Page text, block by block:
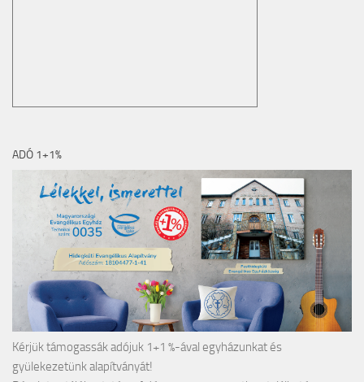
ADÓ 1+1%
Kérjük támogassák adójuk 1+1 %-ával egyházunkat és
gyülekezetünk alapítványát!